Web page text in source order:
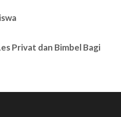
Privat dan Bimbel Bagi